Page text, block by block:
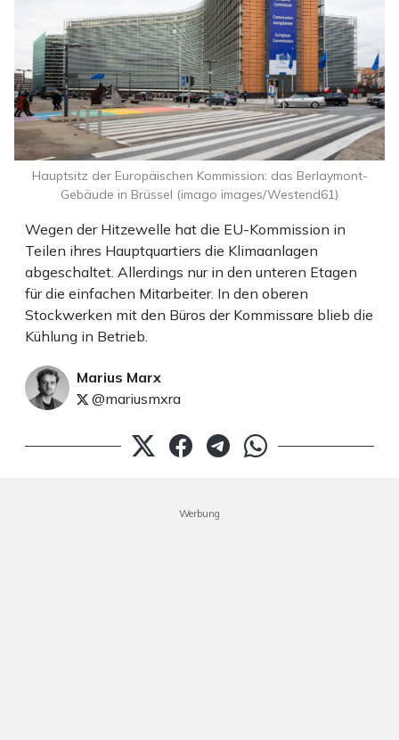
Wegen der Hitzewelle hat die EU-Kommission in
Teilen ihres Hauptquartiers die Klimaanlagen
abgeschaltet. Allerdings nur in den unteren Etagen
für die einfachen Mitarbeiter. In den oberen
Stockwerken mit den Büros der Kommissare blieb die
Kühlung in Betrieb.
Marius Marx
@mariusmxra
Hauptsitz der Europäischen Kommission: das Berlaymont-
Gebäude in Brüssel (imago images/Westend61)
Werbung